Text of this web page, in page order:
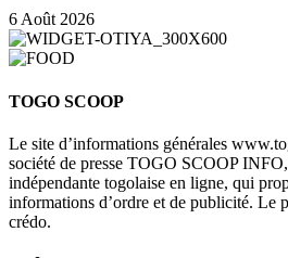
6 Août 2026
TOGO SCOOP
Le site d’informations générales
société de presse TOGO SCOOP
indépendante togolaise en ligne, qui
informations d’ordre et de publicité. Le
crédo.